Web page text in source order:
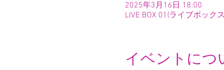
2025年3月16日 18:00
LIVE BOX 01(ライブボッ
イベントにつ